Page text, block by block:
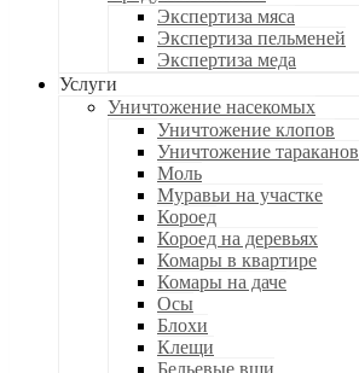
Экспертиза мяса
Экспертиза пельменей
Экспертиза меда
Услуги
Уничтожение насекомых
Уничтожение клопов
Уничтожение тараканов
Моль
Муравьи на участке
Короед
Короед на деревьях
Комары в квартире
Комары на даче
Осы
Блохи
Клещи
Бельевые вши